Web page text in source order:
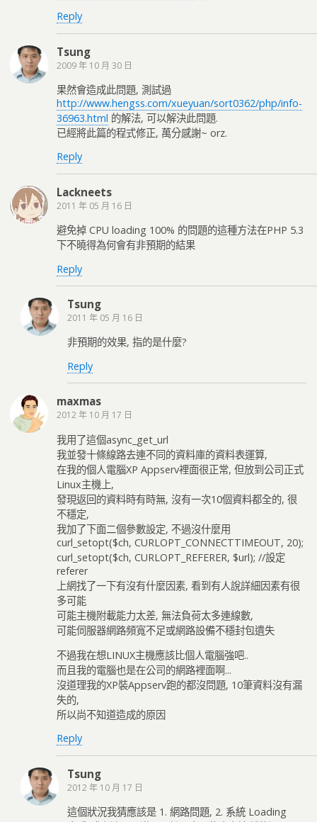
Reply
Tsung
2009 年 10 月 30 日
果然會造成此問題, 測試過
http://www.hengss.com/xueyuan/sort0362/php/info-
36963.html 的解法, 可以解決此問題.
已經將此篇的程式修正, 萬分感謝~ orz.
Reply
Lackneets
2011 年 05 月 16 日
避免掉 CPU loading 100% 的問題的這種方法在PHP 5.3
下不曉得為何會有非預期的結果
Reply
Tsung
2011 年 05 月 16 日
非預期的效果, 指的是什麼?
Reply
maxmas
2012 年 10 月 17 日
我用了這個async_get_url
我並發十條線路去連不同的資料庫的資料表運算,
在我的個人電腦XP Appserv裡面很正常, 但放到公司正式
Linux主機上,
發現返回的資料時有時無, 沒有一次10個資料都全的, 很
不穩定,
我加了下面二個參數設定, 不過沒什麼用
curl_setopt($ch, CURLOPT_CONNECTTIMEOUT, 20);
curl_setopt($ch, CURLOPT_REFERER, $url); //設定
referer
上網找了一下有沒有什麼因素, 看到有人說詳細因素有很
多可能
可能主機附載能力太差, 無法負荷太多連線數,
可能伺服器網路頻寬不足或網路設備不穩封包遺失
不過我在想LINUX主機應該比個人電腦強吧..
而且我的電腦也是在公司的網路裡面啊...
沒道理我的XP裝Appserv跑的都沒問題, 10筆資料沒有漏
失的,
所以尚不知道造成的原因
Reply
Tsung
2012 年 10 月 17 日
這個狀況我猜應該是 1. 網路問題, 2. 系統 Loading